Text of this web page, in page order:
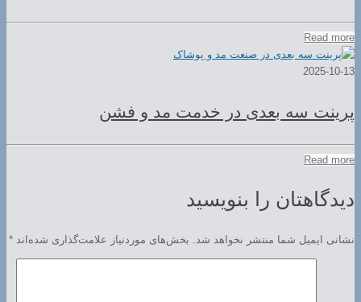
Read more
2025-10-13
پرینت سه بعدی در خدمت مد و فشن
Read more
دیدگاهتان را بنویسید
نشانی ایمیل شما منتشر نخواهد شد. بخش‌های موردنیاز علامت‌گذاری شده‌اند *